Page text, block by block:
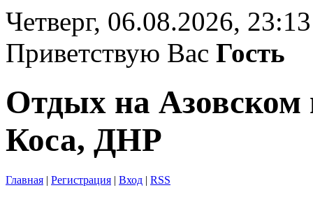
Четверг, 06.08.2026, 23:13
Приветствую Вас Гость
Отдых на Азовском
Коса, ДНР
Главная | Регистрация | Вход | RSS